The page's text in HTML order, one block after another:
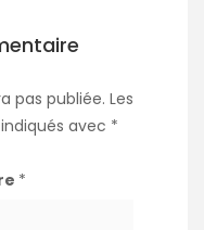
pas publiée. Les
avec *
*